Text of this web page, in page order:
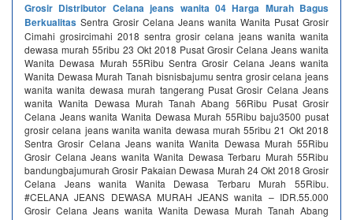
Grosir Distributor Celana jeans wanita 04 Harga Murah Bagus
Berkualitas Sentra Grosir Celana Jeans wanita Wanita Pusat Grosir
Cimahi grosircimahi 2018 sentra grosir celana jeans wanita wanita
dewasa murah 55ribu 23 Okt 2018 Pusat Grosir Celana Jeans wanita
Wanita Dewasa Murah 55Ribu Sentra Grosir Celana Jeans wanita
Wanita Dewasa Murah Tanah bisnisbajumu sentra grosir celana jeans
wanita wanita dewasa murah tangerang Pusat Grosir Celana Jeans
wanita Wanita Dewasa Murah Tanah Abang 56Ribu Pusat Grosir
Celana Jeans wanita Wanita Dewasa Murah 55Ribu baju3500 pusat
grosir celana jeans wanita wanita dewasa murah 55ribu 21 Okt 2018
Sentra Grosir Celana Jeans wanita Wanita Dewasa Murah 55Ribu
Grosir Celana Jeans wanita Wanita Dewasa Terbaru Murah 55Ribu
bandungbajumurah Grosir Pakaian Dewasa Murah 24 Okt 2018 Grosir
Celana Jeans wanita Wanita Dewasa Terbaru Murah 55Ribu.
#CELANA JEANS DEWASA MURAH JEANS wanita – IDR.55.000
Grosir Celana Jeans wanita Wanita Dewasa Murah Tanah Abang